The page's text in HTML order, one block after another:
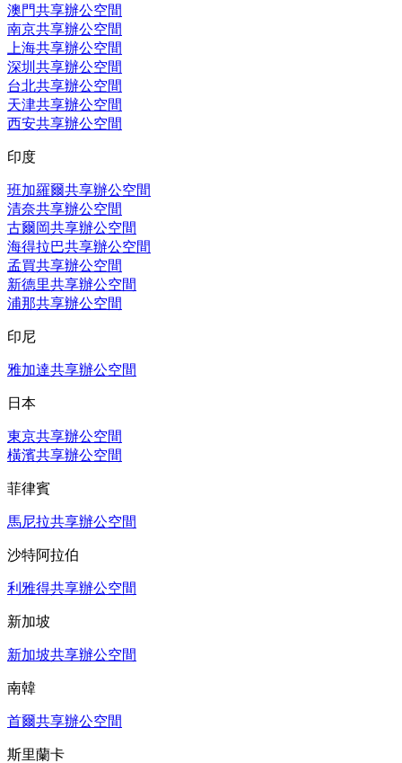
澳門共享辦公空間
南京共享辦公空間
上海共享辦公空間
深圳共享辦公空間
台北共享辦公空間
天津共享辦公空間
西安共享辦公空間
印度
班加羅爾共享辦公空間
清奈共享辦公空間
古爾岡共享辦公空間
海得拉巴共享辦公空間
孟買共享辦公空間
新德里共享辦公空間
浦那共享辦公空間
印尼
雅加達共享辦公空間
日本
東京共享辦公空間
橫濱共享辦公空間
菲律賓
馬尼拉共享辦公空間
沙特阿拉伯
利雅得共享辦公空間
新加坡
新加坡共享辦公空間
南韓
首爾共享辦公空間
斯里蘭卡